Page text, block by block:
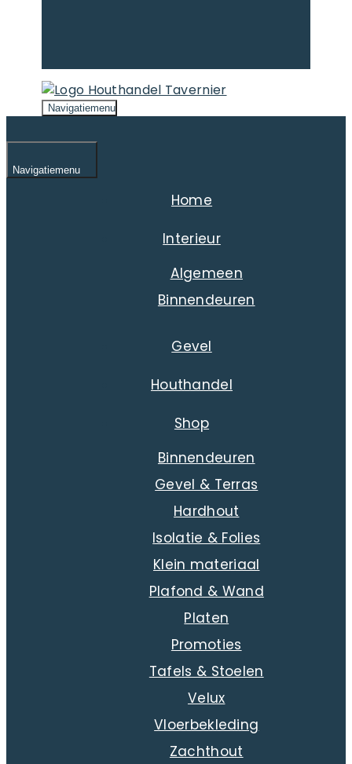
Navigatiemenu
Navigatiemenu
Home
Interieur
Algemeen
Binnendeuren
Gevel
Houthandel
Shop
Binnendeuren
Gevel & Terras
Hardhout
Isolatie & Folies
Klein materiaal
Plafond & Wand
Platen
Promoties
Tafels & Stoelen
Velux
Vloerbekleding
Zachthout